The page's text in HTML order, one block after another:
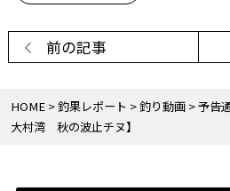
HOME 釣果レポート 釣り動画
予告
大村湾 秋の波止チヌ】
前の記事